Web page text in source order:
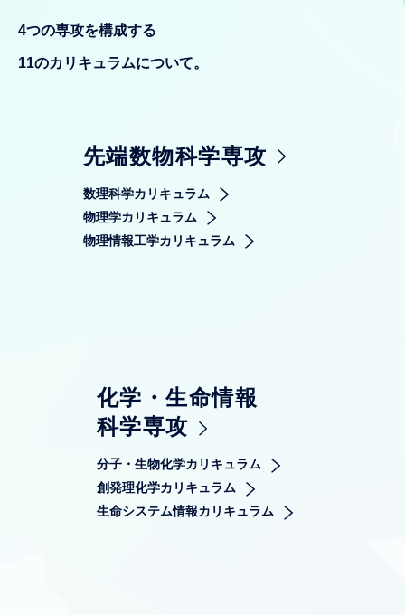
4つの専攻を構成する
11のカリキュラムについて。
先端数物科学専攻
数理科学カリキュラム
物理学カリキュラム
物理情報工学カリキュラム
化学・生命情報
科学専攻
分子・生物化学カリキュラム
創発理化学カリキュラム
生命システム情報カリキュラム